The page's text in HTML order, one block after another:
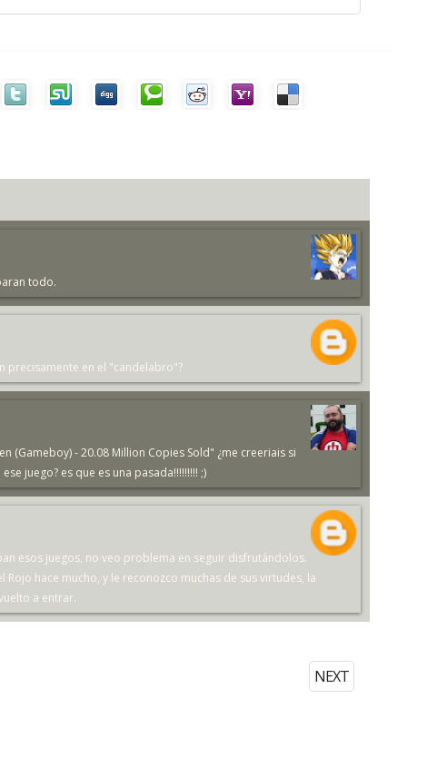
todo.
precisamente en el "candelabro"?
(Gameboy) - 20.08 Million Copies Sold" ¿me creeriais si
juego? es que es una pasada!!!!!!!!! ;)
esos juegos, no veo problema en seguir disfrutándolos.
hace mucho, y le reconozco muchas de sus virtudes, la
a entrar.
NEXT